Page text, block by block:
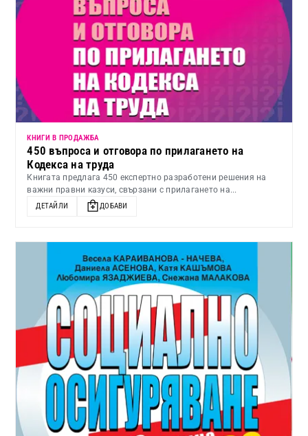
КНИГИ В ПРОДАЖБА
450 въпроса и отговора по прилагането на
Кодекса на труда
Книгата предлага 450 експертно разработени решения на
важни правни казуси, свързани с прилагането на...
ДЕТАЙЛИ ДОБАВИ